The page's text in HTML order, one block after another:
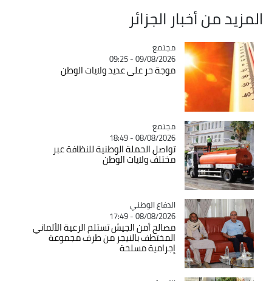
المزيد من أخبار الجزائر
Catégorie
مجتمع
09/08/2026 - 09:25
موجة حر على عديد ولايات الوطن
Catégorie
مجتمع
08/08/2026 - 18:49
تواصل الحملة الوطنية للنظافة عبر
مختلف ولايات الوطن
Catégorie
الدفاع الوطني
08/08/2026 - 17:49
مصالح أمن الجيش تستلم الرعية الألماني
المختطف بالنيجر من طرف مجموعة
إجرامية مسلحة